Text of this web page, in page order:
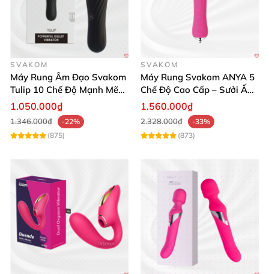
SVAKOM
Máy Rung Âm Đạo Svakom
Tulip 10 Chế Độ Mạnh Mẽ
Khám Phá
1.050.000₫
1.346.000₫
-22%
(875)
SVAKOM
Máy Rung Svakom ANYA 5
Chế Độ Cao Cấp – Sưởi Ấm
Tăng Khoái Cảm
1.560.000₫
2.328.000₫
-33%
(873)